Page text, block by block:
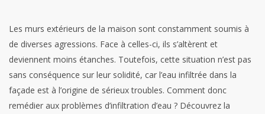
Les murs extérieurs de la maison sont constamment soumis à
de diverses agressions. Face à celles-ci, ils s’altèrent et
deviennent moins étanches. Toutefois, cette situation n’est pas
sans conséquence sur leur solidité, car l’eau infiltrée dans la
façade est à l’origine de sérieux troubles. Comment donc
remédier aux problèmes d’infiltration d’eau ? Découvrez la